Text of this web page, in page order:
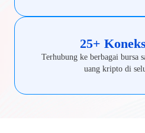
25+
Terhubung ke berbagai bursa
uang kripto di